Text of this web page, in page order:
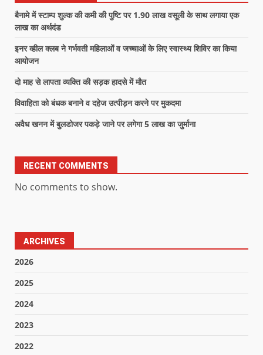
बैनामे में स्टाम्प शुल्क की कमी की पुष्टि पर 1.90 लाख वसूली के साथ लगाया एक
लाख का अर्थदंड
इनर व्हील क्लब ने गर्भवती महिलाओं व जच्चाओं के लिए स्वास्थ्य शिविर का किया
आयोजन
दो माह से लापता व्यक्ति की सड़क हादसे में मौत
विवाहिता को बंधक बनाने व दहेज उत्पीड़न करने पर मुकदमा
अवैध खनन में बुलडोजर पकड़े जाने पर लगेगा 5 लाख का जुर्माना
RECENT COMMENTS
No comments to show.
ARCHIVES
2026
2025
2024
2023
2022